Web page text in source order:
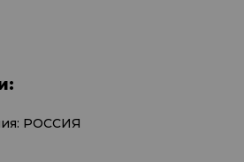
РОССИЯ